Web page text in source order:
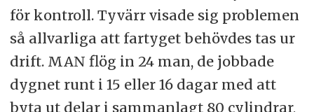
för kontroll. Tyvärr visade sig problemen
så allvarliga att fartyget behövdes tas ur
drift. MAN flög in 24 man, de jobbade
dygnet runt i 15 eller 16 dagar med att
byta ut delar i sammanlagt 80 cylindrar,